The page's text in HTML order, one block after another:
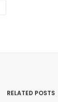
RELATED POSTS